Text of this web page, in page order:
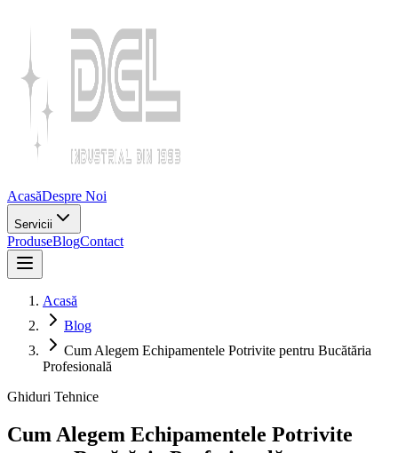
AcasăDespre Noi
Servicii
ProduseBlogContact
Acasă
Blog
Cum Alegem Echipamentele Potrivite pentru Bucătăria
Profesională
Ghiduri Tehnice
Cum Alegem Echipamentele Potrivite